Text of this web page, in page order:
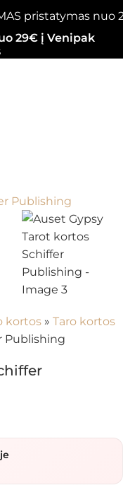
pristatymas nuo
29€ į Venipak
kortos » Taro kortos
Publishing